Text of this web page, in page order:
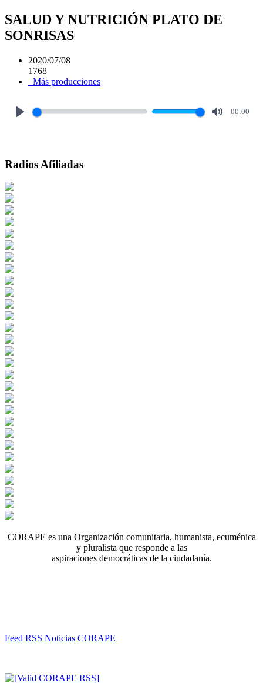
SALUD Y NUTRICIÓN PLATO DE
SONRISAS
2020/07/08
1768
Más producciones
00:00
Radios Afiliadas
CORAPE es una Organización comunitaria, humanista, ecuménica
y pluralista que responde a las
aspiraciones democráticas de la ciudadanía.
Feed RSS Noticias CORAPE